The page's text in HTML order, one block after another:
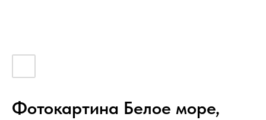
Фотокартина Белое море,